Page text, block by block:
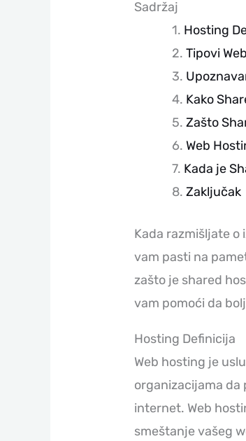
Sadržaj
Hosting
Tipovi
Kako
Zašto
Web
Kada je
Zaključak
Kada razmišljate
vam pasti na
zašto je shared
vam pomoći da
Hosting Definicija
Web hosting je
organizacijama da
internet. Web
smeštanje vašeg